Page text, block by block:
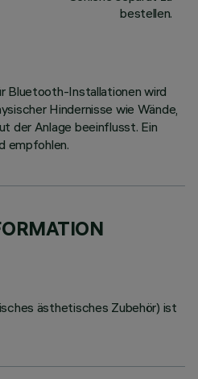
bestellen.
Bluetooth-Installationen wird
Hindernisse wie Wände,
der Anlage beeinflusst. Ein
empfohlen.
ästhetisches Zubehör) ist